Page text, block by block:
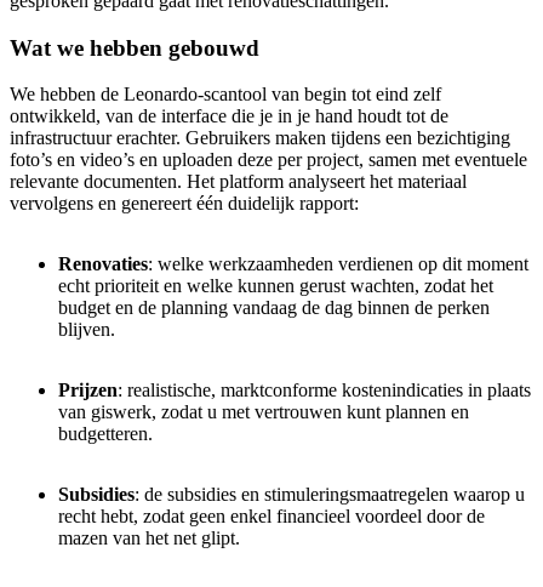
Wat we hebben gebouwd
We hebben de Leonardo-scantool van begin tot eind zelf
ontwikkeld, van de interface die je in je hand houdt tot de
infrastructuur erachter. Gebruikers maken tijdens een bezichtiging
foto’s en video’s en uploaden deze per project, samen met eventuele
relevante documenten. Het platform analyseert het materiaal
vervolgens en genereert één duidelijk rapport:
Renovaties: welke werkzaamheden verdienen op dit moment
echt prioriteit en welke kunnen gerust wachten, zodat het
budget en de planning vandaag de dag binnen de perken
blijven.
Prijzen: realistische, marktconforme kostenindicaties in plaats
van giswerk, zodat u met vertrouwen kunt plannen en
budgetteren.
Subsidies: de subsidies en stimuleringsmaatregelen waarop u
recht hebt, zodat geen enkel financieel voordeel door de
mazen van het net glipt.